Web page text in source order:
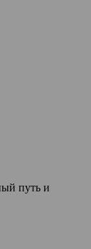
путь и